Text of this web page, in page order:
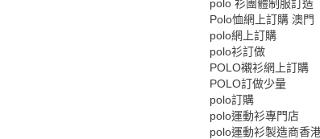
polo 衫團體制服訂造
Polo恤網上訂購 澳門
polo網上訂購
polo衫訂做
POLO襯衫網上訂購
POLO訂做少量
polo訂購
polo運動衫專門店
polo運動衫製造商香